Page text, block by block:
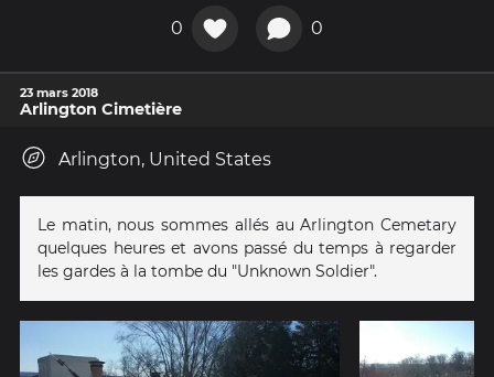
0 0
23 mars 2018
Arlington Cimetière
Arlington, United States
Le matin, nous sommes allés au Arlington Cemetary
quelques heures et avons passé du temps à regarder
les gardes à la tombe du "Unknown Soldier".